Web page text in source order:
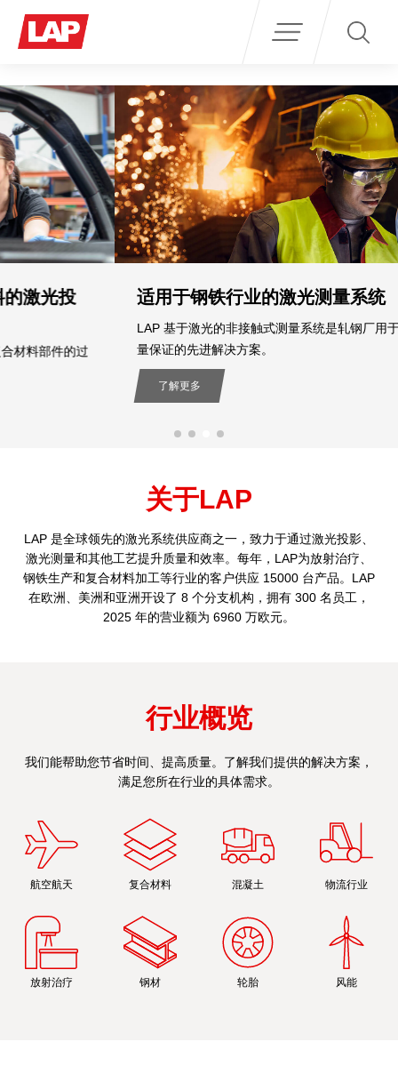
适用于钢铁行业的激光测量系统
LAP 基于激光的非接触式测量系统是轧钢厂用于实现非接触式质
量保证的先进解决方案。
关于LAP
LAP 是全球领先的激光系统供应商之一，致力于通过激光投影、
激光测量和其他工艺提升质量和效率。每年，LAP为放射治疗、
钢铁生产和复合材料加工等行业的客户供应 15000 台产品。LAP
在欧洲、美洲和亚洲开设了 8 个分支机构，拥有 300 名员工，
2025 年的营业额为 6960 万欧元。
行业概览
我们能帮助您节省时间、提高质量。了解我们提供的解决方案，
满足您所在行业的具体需求。
航空航天 复合材料 混凝土 物流行业
放射治疗 钢材 轮胎 风能